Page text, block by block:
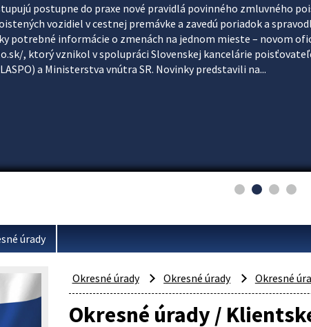
postupne do praxe nové pravidlá povinného zmluvného
vozidiel v cestnej premávke a zavedú poriadok a
potrebné informácie o zmenách na jednom mieste – novom
, ktorý vznikol v spolupráci Slovenskej kancelárie
a Ministerstva vnútra SR. Novinky predstavili na...
úrady
Okresné úrady Okresné úrady Okresné
Okresné úrady /